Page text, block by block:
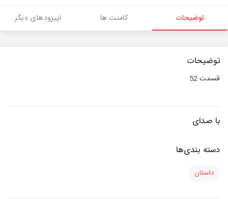
توضیحات کامنت ها اپیزودهای دیگر
توضیحات
قسمت 52
با صدای
دسته بندی‌ها
داستان